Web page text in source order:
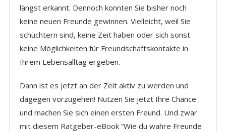
längst erkannt. Dennoch konnten Sie bisher noch
keine neuen Freunde gewinnen. Vielleicht, weil Sie
schüchtern sind, keine Zeit haben oder sich sonst
keine Möglichkeiten für Freundschaftskontakte in
Ihrem Lebensalltag ergeben.
Dann ist es jetzt an der Zeit aktiv zu werden und
dagegen vorzugehen! Nutzen Sie jetzt Ihre Chance
und machen Sie sich einen ersten Freund. Und zwar
mit diesem Ratgeber-eBook “Wie du wahre Freunde